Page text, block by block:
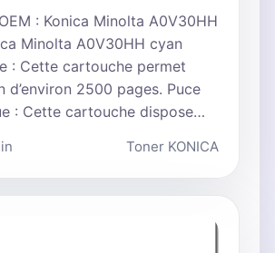
: Konica Minolta A0V30HH
Minolta A0V30HH cyan
: Cette cartouche permet
d’environ 2500 pages. Puce
: Cette cartouche dispose…
Toner KONICA